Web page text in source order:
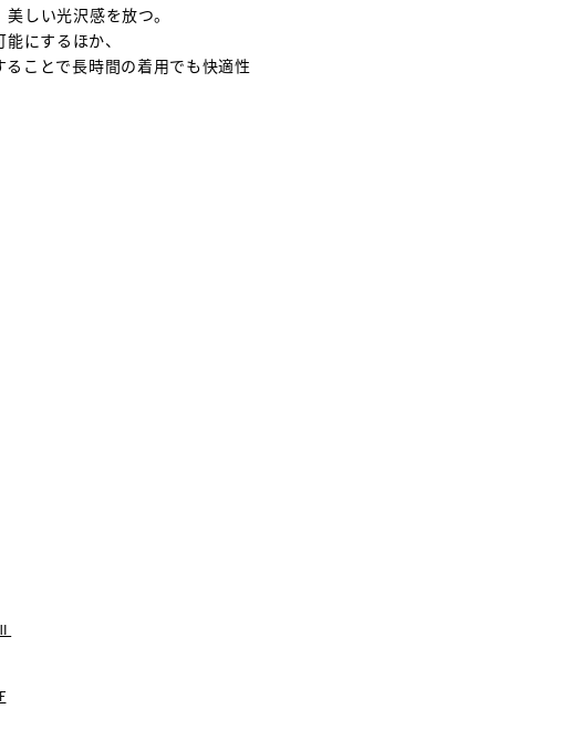
しい光沢感を放つ。
にするほか、
ことで長時間の着用でも快適性